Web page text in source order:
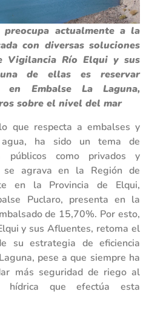
actualmente a la
con diversas soluciones
Vigilancia Río Elqui y sus
de ellas es reservar
en Embalse La Laguna,
sobre el nivel del mar
que respecta a embalses y
ha sido un tema de
públicos como privados y
se agrava en la Región de
en la Provincia de Elqui,
Puclaro, presenta en la
de 15,70%. Por esto,
y sus Afluentes, retoma el
su estrategia de eficiencia
pese a que siempre ha
más seguridad de riego al
hídrica que efectúa esta